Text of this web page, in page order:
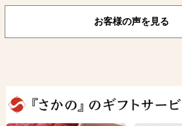
お客様の声を見る